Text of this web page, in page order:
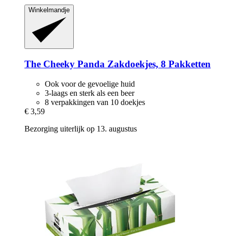
Winkelmandje
The Cheeky Panda Zakdoekjes, 8 Pakketten
Ook voor de gevoelige huid
3-laags en sterk als een beer
8 verpakkingen van 10 doekjes
€ 3,59
Bezorging uiterlijk op 13. augustus